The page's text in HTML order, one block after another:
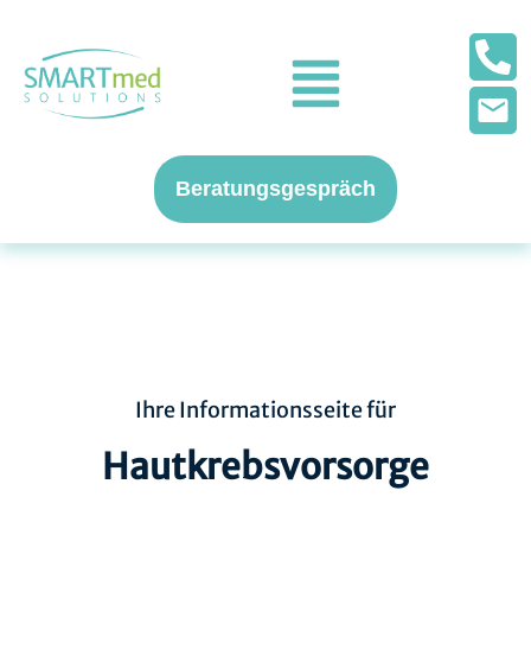
Beratungsgespräch
Ihre Informationsseite für
Hautkrebsvorsorge